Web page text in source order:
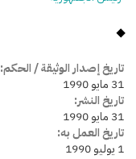
تاريخ إصدار الوثيقة / الحكم:
31 مايو 1990
تاريخ النشر:
31 مايو 1990
تاريخ العمل به:
1 يوليو 1990